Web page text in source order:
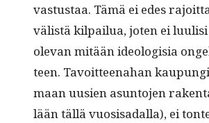
vas­tus­taa. Tämä ei edes
välistä kil­pailua, joten ei
ole­van mitään ide­ol­o­gisia
teen. Tavoit­teena­han
maan uusien asun­to­jen
lään täl­lä vuo­sisadal­la), ei